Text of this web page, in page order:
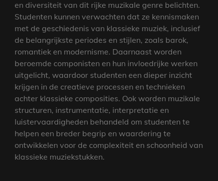
en diversiteit van dit rijke muzikale genre belichten.
Studenten kunnen verwachten dat ze kennismaken
met de geschiedenis van klassieke muziek, inclusief
de belangrijkste periodes en stijlen, zoals barok,
romantiek en modernisme. Daarnaast worden
beroemde componisten en hun invloedrijke werken
uitgelicht, waardoor studenten een dieper inzicht
krijgen in de creatieve processen en technieken
achter klassieke composities. Ook worden muzikale
structuren, instrumentatie, interpretatie en
luistervaardigheden behandeld om studenten te
helpen een breder begrip en waardering te
ontwikkelen voor de complexiteit en schoonheid van
klassieke muziekstukken.